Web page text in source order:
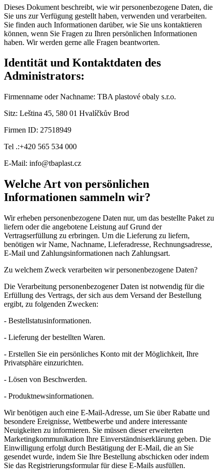
Dieses Dokument beschreibt, wie wir personenbezogene Daten, die
Sie uns zur Verfügung gestellt haben, verwenden und verarbeiten.
Sie finden auch Informationen darüber, wie Sie uns kontaktieren
können, wenn Sie Fragen zu Ihren persönlichen Informationen
haben. Wir werden gerne alle Fragen beantworten.
Identität und Kontaktdaten des
Administrators:
Firmenname oder Nachname: TBA plastové obaly s.r.o.
Sitz: Leština 45, 580 01 Hvalíčkův Brod
Firmen ID: 27518949
Tel .:+420 565 534 000
E-Mail: info@tbaplast.cz
Welche Art von persönlichen
Informationen sammeln wir?
Wir erheben personenbezogene Daten nur, um das bestellte Paket zu
liefern oder die angebotene Leistung auf Grund der
Vertragserfüllung zu erbringen. Um die Lieferung zu liefern,
benötigen wir Name, Nachname, Lieferadresse, Rechnungsadresse,
E-Mail und Zahlungsinformationen nach Zahlungsart.
Zu welchem ​​Zweck verarbeiten wir personenbezogene Daten?
Die Verarbeitung personenbezogener Daten ist notwendig für die
Erfüllung des Vertrags, der sich aus dem Versand der Bestellung
ergibt, zu folgenden Zwecken:
- Bestellstatusinformationen.
- Lieferung der bestellten Waren.
- Erstellen Sie ein persönliches Konto mit der Möglichkeit, Ihre
Privatsphäre einzurichten.
- Lösen von Beschwerden.
- Produktnewsinformationen.
Wir benötigen auch eine E-Mail-Adresse, um Sie über Rabatte und
besondere Ereignisse, Wettbewerbe und andere interessante
Neuigkeiten zu informieren. Sie müssen dieser erweiterten
Marketingkommunikation Ihre Einverständniserklärung geben. Die
Einwilligung erfolgt durch Bestätigung der E-Mail, die an Sie
gesendet wurde, indem Sie Ihre Bestellung abschicken oder indem
Sie das Registrierungsformular für diese E-Mails ausfüllen.